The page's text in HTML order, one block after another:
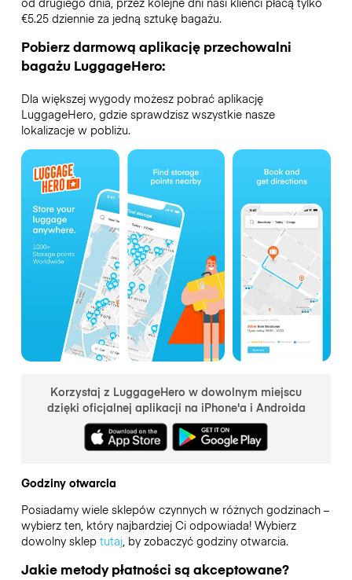
€5.25 dziennie za jedną sztukę bagażu.
Pobierz darmową aplikację przechowalni
bagażu LuggageHero:
Dla większej wygody możesz pobrać aplikację
LuggageHero, gdzie sprawdzisz wszystkie nasze
lokalizacje w pobliżu.
Korzystaj z LuggageHero w dowolnym miejscu
dzięki oficjalnej aplikacji na iPhone'a i Androida
Godziny otwarcia
Posiadamy wiele sklepów czynnych w różnych godzinach –
wybierz ten, który najbardziej Ci odpowiada! Wybierz
dowolny sklep tutaj, by zobaczyć godziny otwarcia.
Jakie metody płatności są akceptowane?